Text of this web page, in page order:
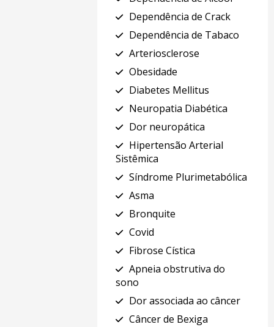
Dependência de Crack
Dependência de Tabaco
Arteriosclerose
Obesidade
Diabetes Mellitus
Neuropatia Diabética
Dor neuropática
Hipertensão Arterial
Sistêmica
Síndrome Plurimetabólica
Asma
Bronquite
Covid
Fibrose Cística
Apneia obstrutiva do
sono
Dor associada ao câncer
Câncer de Bexiga